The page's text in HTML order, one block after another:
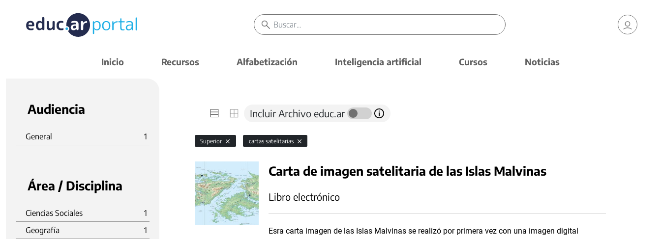
Inicio Recursos Alfabetización Inteligencia artificial Cursos Noticias
Audiencia
General 1
Área / Disciplina
Ciencias Sociales
1
Geografía
1
Incluir Archivo educ.ar
Superior cartas satelitarias
Carta de imagen satelitaria de las Islas Malvinas
Libro electrónico
Esra carta imagen de las Islas Malvinas se realizó por primera vez con una imagen digital